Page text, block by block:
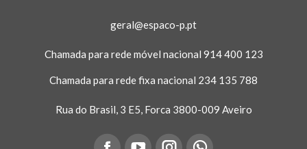
geral@espaco-p.pt
Chamada para rede móvel nacional 914 400 123
Chamada para rede fixa nacional 234 135 788
Rua do Brasil, 3 E5, Forca 3800-009 Aveiro